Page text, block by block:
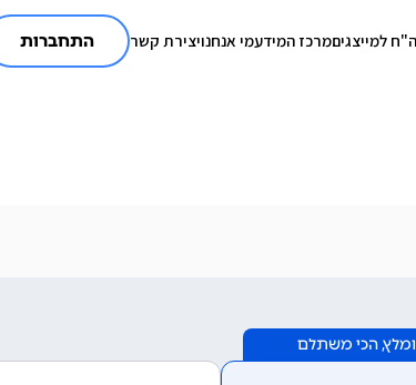
למייצגיםמרכז המידעמי אנחנויצירת קשר התחברות